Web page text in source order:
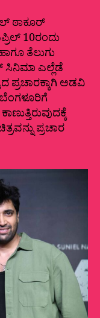
ಠಾಕೂರ್
10ರಂದು
ತೆಲುಗು
ಎಲ್ಲೆಡೆ
ಪ್ರಚಾರಕ್ಕಾಗಿ ಅಡವಿ
ಪ್ರಚಾರ